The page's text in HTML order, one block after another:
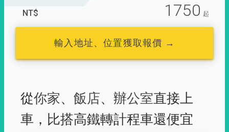
NT$ 1750 起
輸入地址、位置獲取報價 →
從你家、 飯店、 辦公室直接上
車， 比搭高鐵轉計程車還便宜